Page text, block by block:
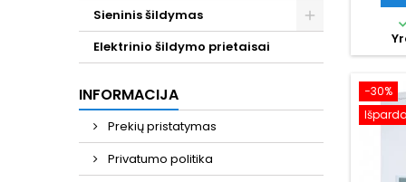
Sieninis šildymas
Elektrinio šildymo prietaisai
INFORMACIJA
Prekių pristatymas
Privatumo politika
−30%